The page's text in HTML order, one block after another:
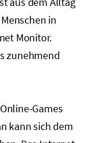
in
Monitor.
zunehmend
Games
kann sich dem